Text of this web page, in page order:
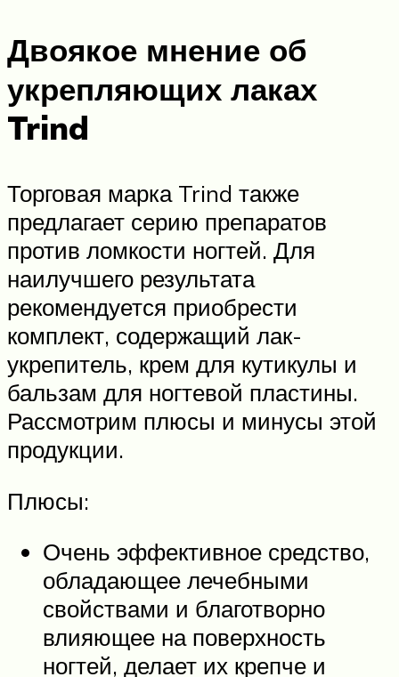
Двоякое мнение об
укрепляющих лаках
Trind
Торговая марка Trind также
предлагает серию препаратов
против ломкости ногтей. Для
наилучшего результата
рекомендуется приобрести
комплект, содержащий лак-
укрепитель, крем для кутикулы и
бальзам для ногтевой пластины.
Рассмотрим плюсы и минусы этой
продукции.
Плюсы:
Очень эффективное средство,
обладающее лечебными
свойствами и благотворно
влияющее на поверхность
ногтей, делает их крепче и